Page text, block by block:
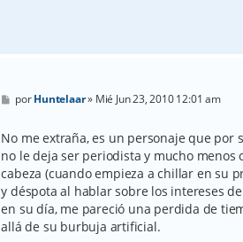
M
e
s
a
j
e
porHuntelaar» Mié Jun 23, 2010 12:01 am
No me extraña, es un personaje que por
no le deja ser periodista y mucho menos
cabeza (cuando empieza a chillar en su
y déspota al hablar sobre los intereses
en su día, me pareció una perdida de
allá de su burbuja artificial.